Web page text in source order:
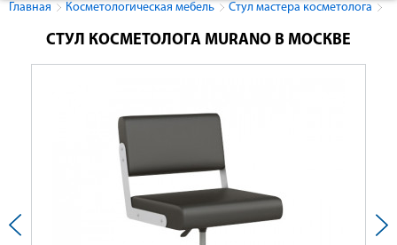
Главная Косметологическая мебель Стул мастера косметолога
СТУЛ КОСМЕТОЛОГА MURANO В МОСКВЕ